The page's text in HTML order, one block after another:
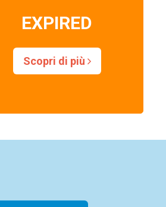
EXPIRED
Scopri di più